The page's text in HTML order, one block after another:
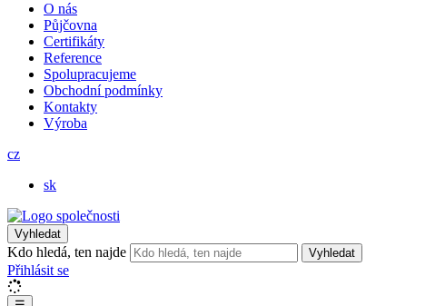
O nás
Půjčovna
Certifikáty
Reference
Spolupracujeme
Obchodní podmínky
Kontakty
Výroba
cz
sk
Vyhledat
Kdo hledá, ten najde Vyhledat
Přihlásit se